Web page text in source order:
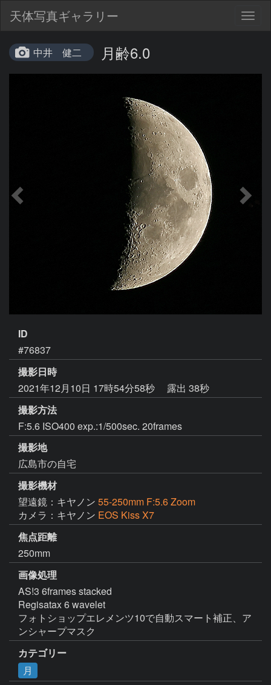
天体写真ギャラリー
中井 健二 月齢6.0
ID
#76837
撮影日時
2021年12月10日 17時54分58秒
露出 38秒
撮影方法
F:5.6 ISO400 exp.:1/500sec. 20frames
撮影地
広島市の自宅
撮影機材
望遠鏡：キヤノン 55-250mm F:5.6 Zoom
カメラ：キヤノン EOS Kiss X7
焦点距離
250mm
画像処理
AS!3 6frames stacked
Regisatax 6 wavelet
フォトショップエレメンツ10で自動スマート補正、ア
ンシャープマスク
カテゴリー
月